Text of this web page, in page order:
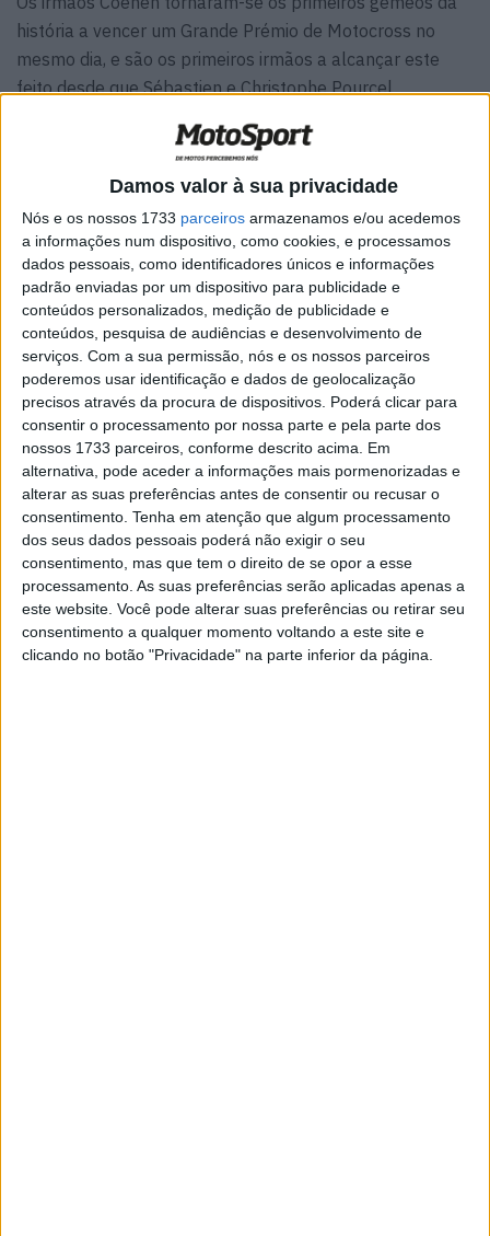
Damos valor à sua privacidade
Nós e os nossos 1733 parceiros armazenamos e/ou acedemos
a informações num dispositivo, como cookies, e processamos
dados pessoais, como identificadores únicos e informações
padrão enviadas por um dispositivo para publicidade e
conteúdos personalizados, medição de publicidade e
conteúdos, pesquisa de audiências e desenvolvimento de
serviços. Com a sua permissão, nós e os nossos parceiros
poderemos usar identificação e dados de geolocalização
precisos através da procura de dispositivos. Poderá clicar para
consentir o processamento por nossa parte e pela parte dos
nossos 1733 parceiros, conforme descrito acima. Em
alternativa, pode aceder a informações mais pormenorizadas e
alterar as suas preferências antes de consentir ou recusar o
consentimento. Tenha em atenção que algum processamento
dos seus dados pessoais poderá não exigir o seu
consentimento, mas que tem o direito de se opor a esse
processamento. As suas preferências serão aplicadas apenas a
este website. Você pode alterar suas preferências ou retirar seu
consentimento a qualquer momento voltando a este site e
clicando no botão "Privacidade" na parte inferior da página.
história a vencer um Grande Prémio de Motocross no
mesmo dia, e são os primeiros irmãos a alcançar este
feito desde que Sébastien e Christophe Pourcel
2007, quando Lucas e Sacha tinham apenas nove meses
de idade! Lucas Coenen foi simplesmente imponente,
liderando todas as voltas na KTM Red Bull e sendo
superado apenas nas primeiras curvas da segunda
manga, situação que rapidamente inverteu!
Kay de Wolf (74) conquistou o seu melhor resultado na
categoria MXGP até à data, com o segundo lugar pela